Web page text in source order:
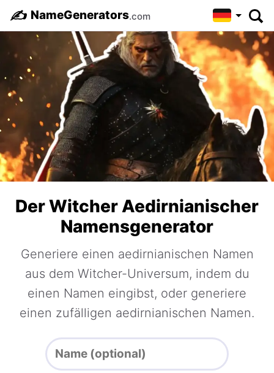
✍️ NameGenerators.com
Der Witcher Aedirnianischer
Namensgenerator
Generiere einen aedirnianischen Namen
aus dem Witcher-Universum, indem du
einen Namen eingibst, oder generiere
einen zufälligen aedirnianischen Namen.